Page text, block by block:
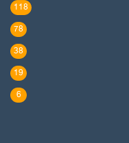
118
78
38
19
6